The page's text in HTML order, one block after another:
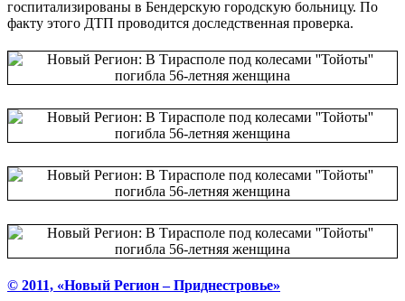
госпитализированы в Бендерскую городскую больницу. По
факту этого ДТП проводится доследственная проверка.
© 2011, «Новый Регион – Приднестровье»